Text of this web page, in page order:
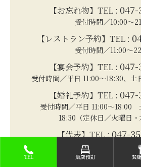
【お忘れ物】TEL :
受付時間／10:00～
【レストラン予約】TEL :
受付時間／11:00～
【宴会予約】TEL :
受付時間／平日 11:00～18:30、土
【婚礼予約】TEL : 047-
受付時間／平日 11:00～18:00
18:30（定休日／火曜日・
【代表】TEL :047-
FAX : 047-354-
TEL 飯店預訂 餐